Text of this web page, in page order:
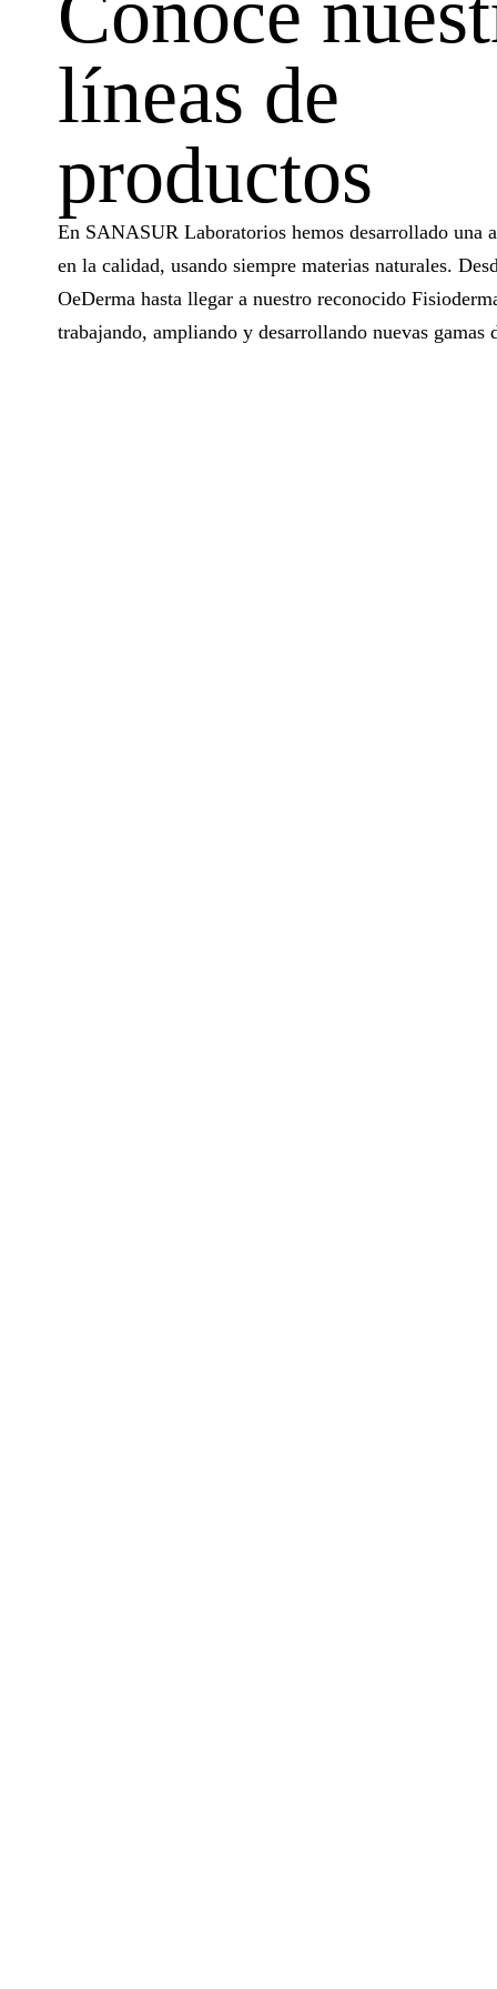
líneas de
productos
En SANASUR Laboratorios hemos desarrollado una
en la calidad, usando siempre materias naturales.
OeDerma hasta llegar a nuestro reconocido
trabajando, ampliando y desarrollando nuevas gamas